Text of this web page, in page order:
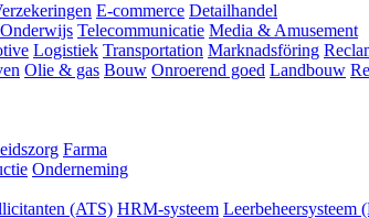
E-commerce Detailhandel
Onderwijs Telecommunicatie Media & Amusement
Logistiek Transportation Marknadsföring
Olie & gas Bouw Onroerend goed Landbouw
Farma
Onderneming
(ATS) HRM-systeem Leerbeheersysteem